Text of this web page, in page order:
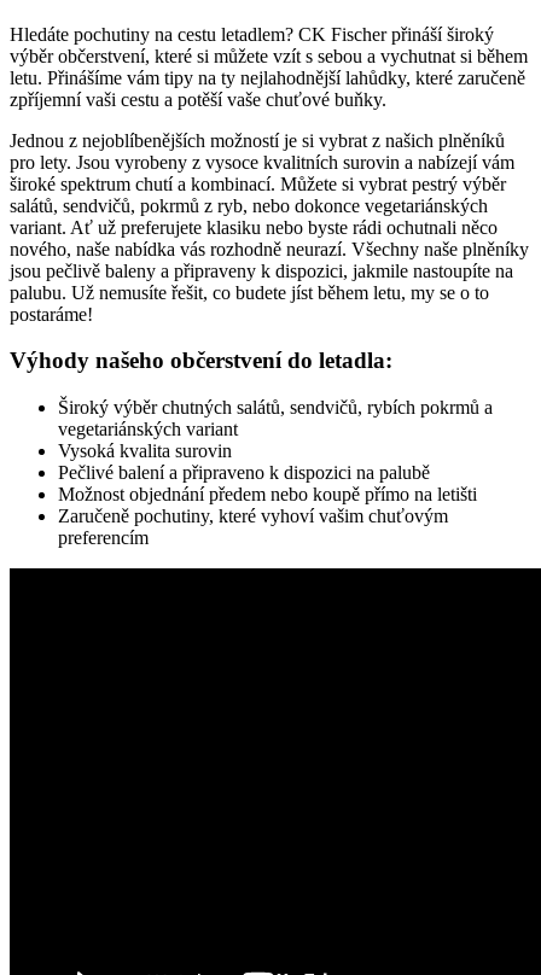
Hledáte pochutiny na cestu letadlem? CK Fischer přináší široký
výběr občerstvení, které si můžete vzít s sebou a vychutnat si během
letu. Přinášíme vám tipy na ty nejlahodnější lahůdky, které zaručeně
zpříjemní vaši cestu a potěší vaše chuťové buňky.
Jednou z nejoblíbenějších možností je si vybrat z našich plněníků
pro lety. Jsou vyrobeny z vysoce kvalitních surovin a nabízejí vám
široké spektrum chutí a kombinací. Můžete si vybrat pestrý výběr
salátů, sendvičů, pokrmů z ryb, nebo dokonce vegetariánských
variant. Ať už preferujete klasiku nebo byste rádi ochutnali něco
nového, naše nabídka vás rozhodně neurazí. Všechny naše plněníky
jsou pečlivě baleny a připraveny k dispozici, jakmile nastoupíte na
palubu. Už nemusíte řešit, co budete jíst během letu, my se o to
postaráme!
Výhody našeho občerstvení do letadla:
Široký výběr chutných salátů, sendvičů, rybích pokrmů a
vegetariánských variant
Vysoká kvalita surovin
Pečlivé balení a připraveno k dispozici na palubě
Možnost objednání předem nebo koupě přímo na letišti
Zaručeně pochutiny, které vyhoví vašim chuťovým
preferencím